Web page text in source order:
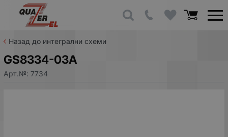
Назад до интегрални схеми
GS8334-03A
Арт.№: 7734